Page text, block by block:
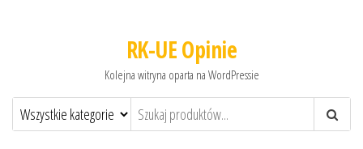
RK-UE Opinie
Kolejna witryna oparta na WordPressie